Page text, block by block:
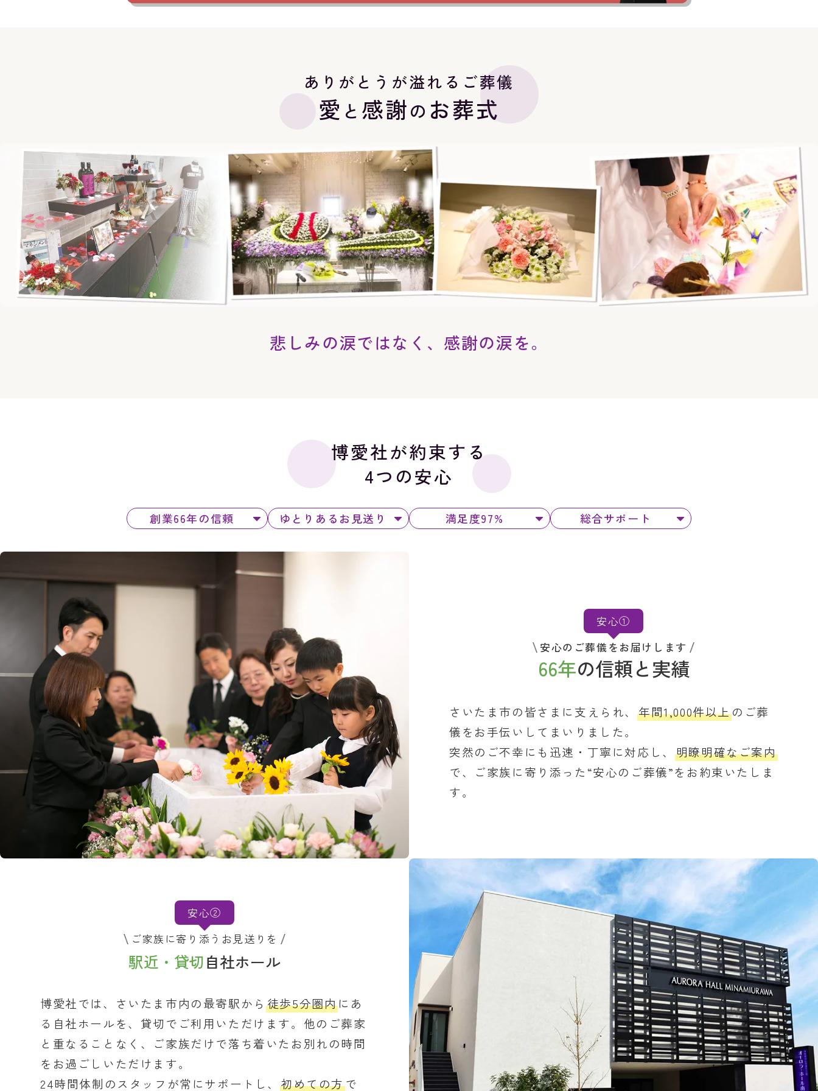
ありがとうが溢れるご葬儀
愛 と 感謝の お葬式
悲しみの涙ではなく、 感謝の涙を。
博愛社が約束する
4つの安心
創業66年の信頼 ゆとりあるお見送り 満足度97% 総合サポート
安心①
安心のご葬儀をお届けします
66年の信頼と実績
さいたま市の皆さまに支えられ、 年間1,000件以上のご葬
儀をお手伝いしてまいりました。
突然のご不幸にも迅速・丁寧に対応し、 明瞭明確なご案内
で、ご家族に寄り添った“安心のご葬儀”をお約束いたしま
す。
安心②
ご家族に寄り添うお見送りを
駅近・貸切自社ホール
博愛社では、さいたま市内の最寄駅から 徒歩5分圏内にあ
る自社ホールを、貸切でご利用いただけます。他のご葬家
と重なることなく、ご家族だけで落ち着いたお別れの時間
をお過ごしいただけます。
24時間体制のスタッフが常にサポートし、 初めての方で